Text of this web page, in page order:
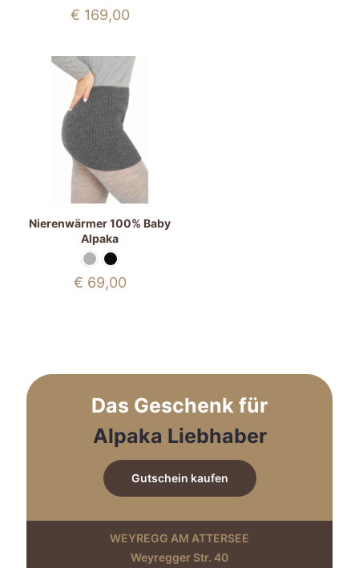
€ 169,00
Nierenwärmer 100% Baby
Alpaka
€ 69,00
Das Geschenk für
Alpaka Liebhaber
Gutschein kaufen
WEYREGG AM ATTERSEE
Weyregger Str. 40